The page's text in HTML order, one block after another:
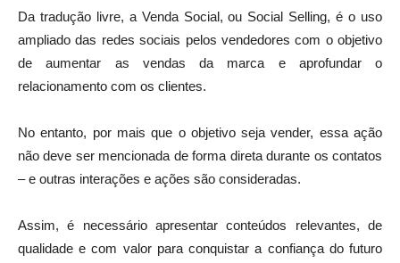
Da tradução livre, a Venda Social, ou Social Selling, é o uso
ampliado das redes sociais pelos vendedores com o objetivo
de aumentar as vendas da marca e aprofundar o
relacionamento com os clientes.
No entanto, por mais que o objetivo seja vender, essa ação
não deve ser mencionada de forma direta durante os contatos
– e outras interações e ações são consideradas.
Assim, é necessário apresentar conteúdos relevantes, de
qualidade e com valor para conquistar a confiança do futuro